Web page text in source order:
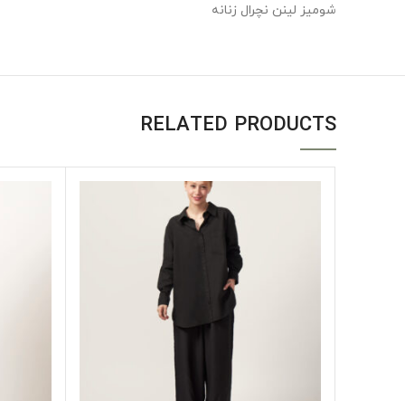
شومیز لینن نچرال زنانه
RELATED PRODUCTS